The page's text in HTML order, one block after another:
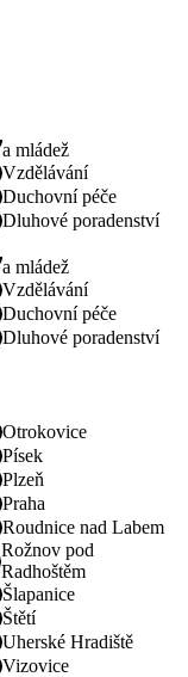
a mládež
Vzdělávání
Duchovní péče
Dluhové poradenství
a mládež
Vzdělávání
Duchovní péče
Dluhové poradenství
Otrokovice
Písek
Plzeň
Praha
Roudnice nad Labem
Rožnov pod
Radhoštěm
Šlapanice
Štětí
Uherské Hradiště
Vizovice